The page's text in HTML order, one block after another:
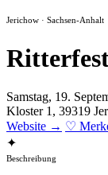
Jerichow · Sachsen-Anhalt
Samstag, 19.
Kloster 1, 39319
Website → ♡
✦
Beschreibung